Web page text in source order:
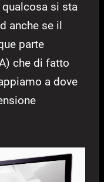
qualcosa si sta
anche se il
parte
che di fatto
a dove